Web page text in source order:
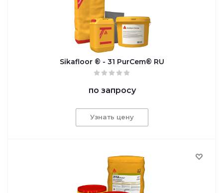
Sikafloor ® - 31 PurCem® RU
по запросу
Узнать цену